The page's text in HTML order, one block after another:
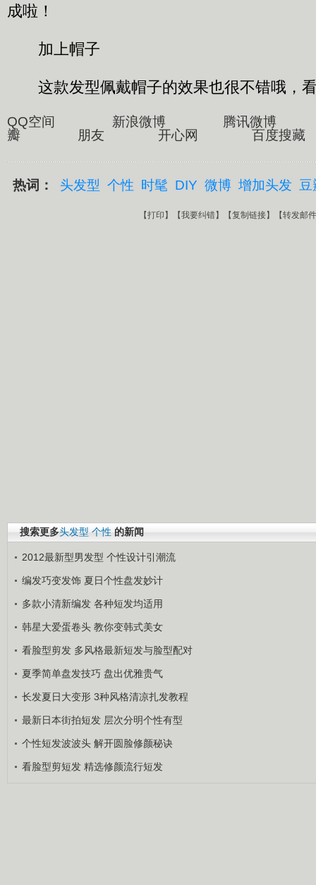
成啦！
加上帽子
这款发型佩戴帽子的效果也很不错哦，
QQ空间 新浪微博 腾讯微
瓣 朋友 开心网 百度搜
热词： 头发型 个性 时髦 DIY 微博 增加头发 豆
【打印 】【我要纠错】【复制链接】【转发邮件
搜索更多头发型 个性 的新闻
2012最新型男发型 个性设计引潮流
编发巧变发饰 夏日个性盘发妙计
多款小清新编发 各种短发均适用
韩星大爱蛋卷头 教你变韩式美女
看脸型剪发 多风格最新短发与脸型配对
夏季简单盘发技巧 盘出优雅贵气
长发夏日大变形 3种风格清凉扎发教程
最新日本街拍短发 层次分明个性有型
个性短发波波头 解开圆脸修颜秘诀
看脸型剪短发 精选修颜流行短发